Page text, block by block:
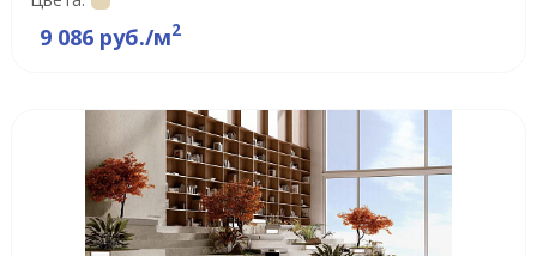
9 086 руб./м2